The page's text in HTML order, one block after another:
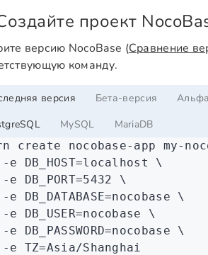
проект
версию NocoBase (Сравнение
команду.
версия Бета-версия
MySQL
MariaDB
create nocobase-app my-
e
DB_HOST=localhost
\
e
DB_PORT=5432 \
e
DB_DATABASE=nocobase \
e
DB_USER=nocobase \
e
DB_PASSWORD=nocobase \
e
TZ=Asia/Shanghai